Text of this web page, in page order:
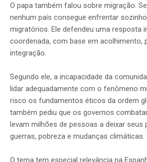
O papa também falou sobre migração.
nenhum país consegue enfrentar
migratórios. Ele defendeu uma resposta
coordenada, com base em acolhimento,
integração.
Segundo ele, a incapacidade da
lidar adequadamente com o fenômeno
risco os fundamentos éticos da ordem
também pediu que os governos
levam milhões de pessoas a deixar seus
guerras, pobreza e mudanças climáticas.
O tema tem especial relevância na